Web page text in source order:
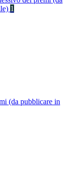
1
(da pubblicare in